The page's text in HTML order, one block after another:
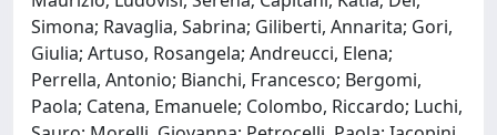
Simona; Ravaglia, Sabrina; Giliberti, Annarita; Gori,
Giulia; Artuso, Rosangela; Andreucci, Elena;
Perrella, Antonio; Bianchi, Francesco; Bergomi,
Paola; Catena, Emanuele; Colombo, Riccardo; Luchi,